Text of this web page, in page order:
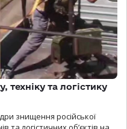
техніку та логістику
знищення російської